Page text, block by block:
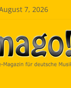
7, 2026